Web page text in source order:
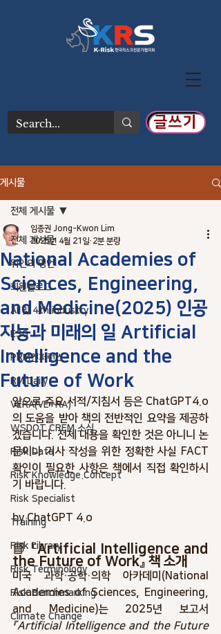
글쓰기
게시물
전체 게시물
위인의 명언
회원블로그
AI 및 4th industry
ESG
PRM컨퍼런스
RM Daily
VERA(VE+RA)
WSDOT CREM 소식
Risk Data
Risk Knowledge.Concept
Risk Specialist
Training
Risk Library
Risk Terminology
Risk Benchmarking
Climate Change
전체 게시물
National Academies of
Sciences, Engineering,
and Medicine(2025) 인공
지능과 미래의 일 Artificial
Intelligence and the
Future of Work
임종권 Jong-Kwon Lim
2025년 4월 21일 2분 분량
앞으로 주요 서적/지침서 등은 ChatGPT4.o
의 도움을 받아 책의 전반적인 요약을 제공하
겠습니다. 전체 내용을 확인한 것은 아니니 논
문이나 기사 작성을 위한 정확한 사실 FACT
확인이 필요한 사항은 책에서 직접 확인하시
기 바랍니다.
by ChatGPT 4.o
📘 『Artificial Intelligence and
the Future of Work』 책 소개
미국 과학·공학·의학 아카데미(National
Academies of Sciences, Engineering,
『Artificial Intelligence and the Future